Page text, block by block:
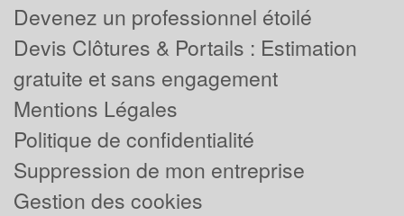
Devenez un professionnel étoilé
Devis Clôtures & Portails : Estimation
gratuite et sans engagement
Mentions Légales
Politique de confidentialité
Suppression de mon entreprise
Gestion des cookies